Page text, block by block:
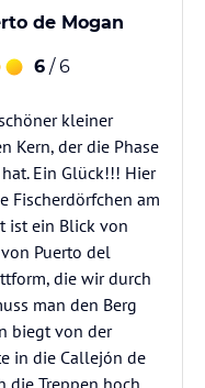
de Mogan
6 / 6
kleiner
Kern, der die Phase
Ein Glück!!! Hier
Fischerdörfchen am
ist ein Blick von
Puerto del
die wir durch
man den Berg
biegt von der
in die Callejón de
die Treppen hoch